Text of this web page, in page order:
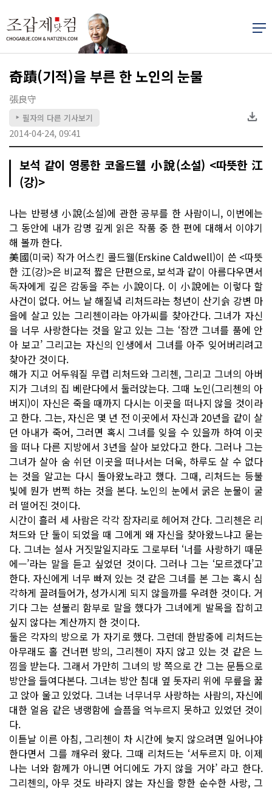
奇蹟(기적)을 부른 한 노인의 눈물
張良守
▶ 필자의 다른 기사보기
2014-04-24, 09:41
보석 같이 영롱한 코올드웰 小說(소설) <따뜻한 江
(강)>
나는 반평생 小說(소설)에 관한 공부를 한 사람이니, 이번에는
그 동안에 내가 감명 깊게 읽은 작품 중 한 편에 대해서 이야기
해 볼까 한다.
美國(미국) 작가 어스킨 콜드웰(Erskine Caldwell)이 쓴 <따뜻
한 江(강)>은 비교적 짧은 단편으로, 보석과 같이 아름다우면서
독자에게 깊은 감동을 주는 小說이다. 이 小說에는 이렇다 할
사건이 없다. 어느 날 해질녘 리처드라는 청년이 산기슭 강변 마
을에 살고 있는 그리첸이라는 아가씨를 찾아간다. 그녀가 자신
을 너무 사랑한다는 것을 알고 있는 그는 ‘잠깐 그녀를 품에 안
아 보고’ 그리고는 자신의 인생에서 그녀를 아주 잊어버리려고
찾아간 것이다.
해가 지고 어두워질 무렵 리처드와 그리첸, 그리고 그녀의 아버
지가 그녀의 집 베란다에서 둘러앉는다. 그때 노인(그리첸의 아
버지)이 자신은 죽을 때까지 다시는 이곳을 떠나지 않을 것이라
고 한다. 그는, 자신은 몇 년 전 이곳에서 자신과 20년을 같이 살
던 아내가 죽어, 그러면 혹시 그녀를 잊을 수 있을까 하여 이곳
을 떠나 다른 지방에서 3년을 살아 보았다고 한다. 그러나 그는
그녀가 살아 숨 쉬던 이곳을 떠나서는 더욱, 하루도 살 수 없다
는 것을 알고는 다시 돌아왔노라고 했다. 그때, 리처드는 등불
빛에 뭔가 번쩍 하는 것을 본다. 노인의 눈에서 굵은 눈물이 굴
러 떨어진 것이다.
시간이 흘러 세 사람은 각각 잠자리로 헤어져 간다. 그리첸은 리
처드와 단 둘이 되었을 때 그에게 왜 자신을 찾아왔느냐고 묻는
다. 그녀는 설사 거짓말일지라도 그로부터 ‘너를 사랑하기 때문
에—’라는 말을 듣고 싶었던 것이다. 그러나 그는 ‘모르겠다’고
한다. 자신에게 너무 빠져 있는 것 같은 그녀를 본 그는 혹시 심
각하게 끌려들어가, 성가시게 되지 않을까를 우려한 것이다. 거
기다 그는 섣불리 함부로 말을 했다가 그녀에게 발목을 잡히고
싶지 않다는 계산까지 한 것이다.
둘은 각자의 방으로 가 자기로 했다. 그런데 한밤중에 리처드는
아무래도 홀 건너편 방의, 그리첸이 자지 않고 있는 것 같은 느
낌을 받는다. 그래서 가만히 그녀의 방 쪽으로 간 그는 문틈으로
방안을 들여다본다. 그녀는 방안 침대 옆 돗자리 위에 무릎을 꿇
고 앉아 울고 있었다. 그녀는 너무너무 사랑하는 사람의, 자신에
대한 얼음 같은 냉랭함에 슬픔을 억누르지 못하고 있었던 것이
다.
이튿날 이른 아침, 그리첸이 차 시간에 늦지 않으려면 일어나야
한다면서 그를 깨우러 왔다. 그때 리처드는 ‘서두르지 마. 이제
나는 너와 함께가 아니면 어디에도 가지 않을 거야’ 라고 한다.
그리첸의, 아무 것도 바라지 않는 자신을 향한 순수한 사랑, 그